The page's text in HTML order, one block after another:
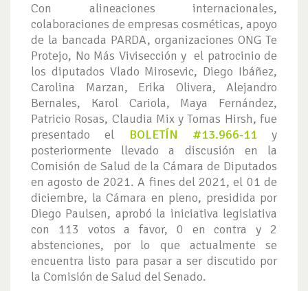
Con alineaciones internacionales,
colaboraciones de empresas cosméticas, apoyo
de la bancada PARDA, organizaciones ONG Te
Protejo, No Más Vivisección y el patrocinio de
los diputados Vlado Mirosevic, Diego Ibáñez,
Carolina Marzan, Erika Olivera, Alejandro
Bernales, Karol Cariola, Maya Fernández,
Patricio Rosas, Claudia Mix y Tomas Hirsh, fue
presentado el
BOLETÍN #13.966-11 y
posteriormente llevado a discusión en la
Comisión de Salud de la Cámara de Diputados
en agosto de 2021. A fines del 2021, el 01 de
diciembre, la Cámara en pleno, presidida por
Diego Paulsen, aprobó la iniciativa legislativa
con 113 votos a favor, 0 en contra y 2
abstenciones, por lo que actualmente se
encuentra listo para pasar a ser discutido por
la Comisión de Salud del Senado.